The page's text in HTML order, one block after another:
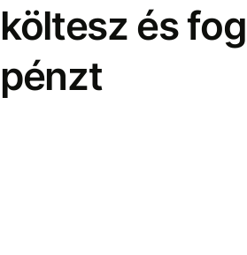
költesz és
pénzt